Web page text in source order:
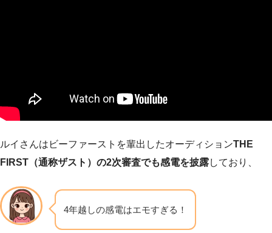
ルイさんはビーファーストを輩出したオーディションTHE
FIRST（通称ザスト）の2次審査でも感電を披露しており、
4年越しの感電はエモすぎる！